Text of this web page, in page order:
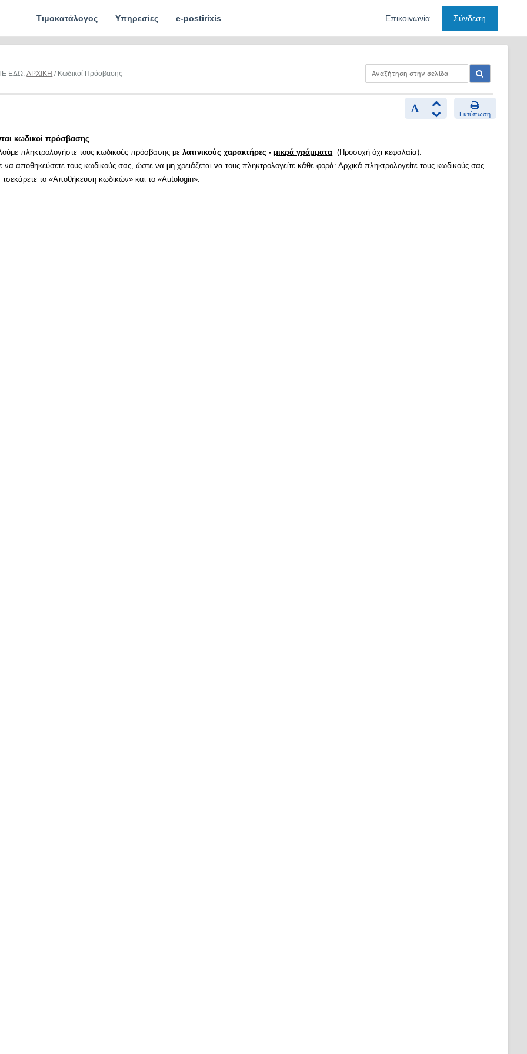
Τιμοκατάλογος Υπηρεσίες e-postirixis Επικοινωνία Σύνδεση
ΕΔΩ:ΑΡΧΙΚΗ / Κωδικοί Πρόσβασης
Εκτύπωση
κωδικοί πρόσβασης
πληκτρολογήστε τους κωδικούς πρόσβασης μελατινικούς χαρακτήρες - μικρά γράμματα (Προσοχή όχι κεφαλαία).
να αποθηκεύσετε τους κωδικούς σας, ώστε να μη χρειάζεται να τους πληκτρολογείτε κάθε φορά: Αρχικά πληκτρολογείτε τους κωδικούς σας
τσεκάρετε το «Αποθήκευση κωδικών» και το «Autologin».